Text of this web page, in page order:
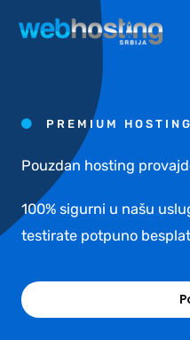
PREMIUM HOSTING
Pouzdan hosting
100% sigurni u našu
testirate potpuno